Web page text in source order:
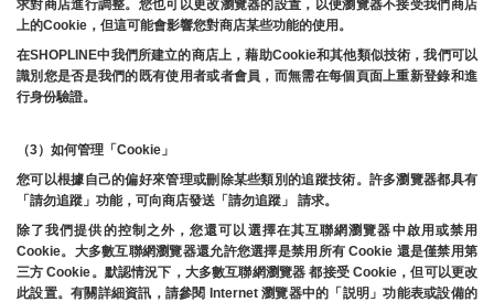
求對商店進行調整。您也可以更改瀏覽器的設置，以便瀏覽器不接受我們商店
上的Cookie，但這可能會影響您對商店某些功能的使用。
在SHOPLINE中我們所建立的商店上，藉助Cookie和其他類似技術，我們可以
識別您是否是我們的既有使用者或者會員，而無需在每個頁面上重新登錄和進
行身份驗證。
（3）如何管理「Cookie」
您可以根據自己的偏好來管理或刪除某些類別的追蹤技術。許多瀏覽器都具有
「請勿追蹤」功能，可向商店發送「請勿追蹤」 請求。
除了我們提供的控制之外，您還可以選擇在其互聯網瀏覽器中啟用或禁用
Cookie。大多數互聯網瀏覽器還允許您選擇是禁用所有 Cookie 還是僅禁用第
三方 Cookie。默認情況下，大多數互聯網瀏覽器 都接受 Cookie，但可以更改
此設置。有關詳細資訊，請參閱 Internet 瀏覽器中的「説明」功能表或設備的